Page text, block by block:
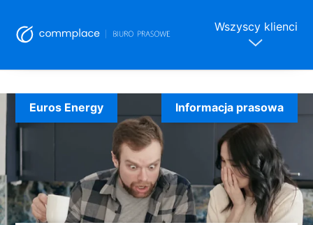
to
content
Wszyscy klienci
Euros Energy Informacja prasowa